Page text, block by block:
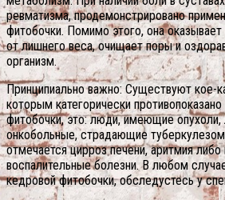
ревматизма, продемонстрировано
фитобочки. Помимо этого, она
от лишнего веса, очищает поры и
организм.
Принципиально важно: Существуют кое-
которым категорически
фитобочки, это: люди, имеющие опухоли,
онкобольные, страдающие
отмечается цирроз печени, аритмия
воспалительные болезни. В любом
кедровой фитобочки, обследустесь у